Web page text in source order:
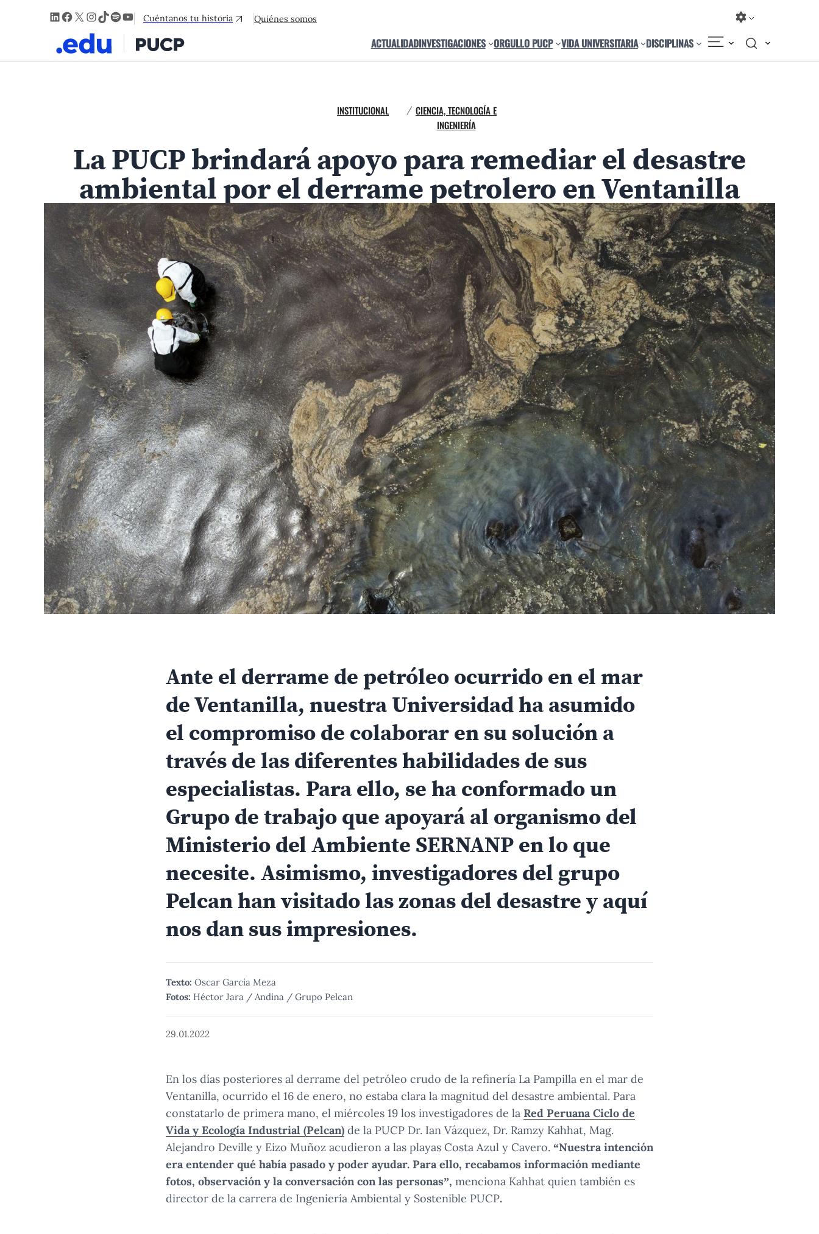
LinkedIn
Facebook
X Instagram
TikTok
Spotify
YouTube
Cuéntanos tu historia Quiénes somos
ACTUALIDADINVESTIGACIONES ORGULLO PUCP VIDA UNIVERSITARIA DISCIPLINAS
INSTITUCIONAL / CIENCIA, TECNOLOGÍA E
INGENIERÍA
La PUCP brindará apoyo para remediar el desastre
ambiental por el derrame petrolero en Ventanilla
Ante el derrame de petróleo ocurrido en el mar
de Ventanilla, nuestra Universidad ha asumido
el compromiso de colaborar en su solución a
través de las diferentes habilidades de sus
especialistas. Para ello, se ha conformado un
Grupo de trabajo que apoyará al organismo del
Ministerio del Ambiente SERNANP en lo que
necesite. Asimismo, investigadores del grupo
Pelcan han visitado las zonas del desastre y aquí
nos dan sus impresiones.
Texto: Oscar García Meza
Fotos: Héctor Jara / Andina / Grupo Pelcan
29.01.2022
En los días posteriores al derrame del petróleo crudo de la refinería La Pampilla en el mar de
Ventanilla, ocurrido el 16 de enero, no estaba clara la magnitud del desastre ambiental. Para
constatarlo de primera mano, el miércoles 19 los investigadores de la Red Peruana Ciclo de
Vida y Ecología Industrial (Pelcan) de la PUCP Dr. Ian Vázquez, Dr. Ramzy Kahhat, Mag.
Alejandro Deville y Eizo Muñoz acudieron a las playas Costa Azul y Cavero. “Nuestra intención
era entender qué había pasado y poder ayudar. Para ello, recabamos información mediante
fotos, observación y la conversación con las personas”, menciona Kahhat quien también es
director de la carrera de Ingeniería Ambiental y Sostenible PUCP.